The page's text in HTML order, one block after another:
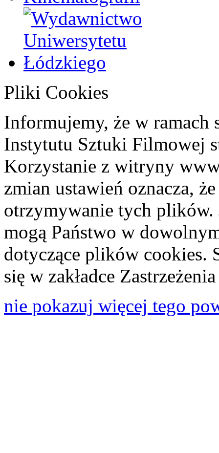
Pliki Cookies
Informujemy, że w ramach
Instytutu Sztuki Filmowej
Korzystanie z witryny
zmian ustawień oznacza,
otrzymywanie tych plików.
mogą Państwo w
dotyczące plików cookies.
się w zakładce
nie pokazuj więcej tego